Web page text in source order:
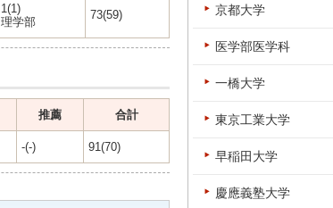
1(1)
理学部
73(59)
推薦 合計
-(-) 91(70)
京都大学
医学部医学科
一橋大学
東京工業大学
早稲田大学
慶應義塾大学